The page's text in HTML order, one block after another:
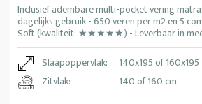
Inclusief adembare multi-pocket vering
dagelijks gebruik - 650 veren per m2 en 5
Soft (kwaliteit: ★★★★★) - Leverbaar in
Slaapoppervlak:
140x195 of 160x195
Zitvlak:
140 of 160 cm